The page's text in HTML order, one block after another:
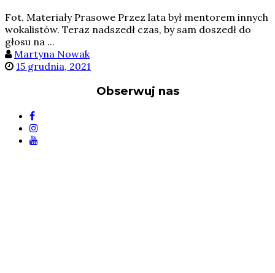
Fot. Materiały Prasowe Przez lata był mentorem innych
wokalistów. Teraz nadszedł czas, by sam doszedł do
głosu na ...
Martyna Nowak
15 grudnia, 2021
Obserwuj nas